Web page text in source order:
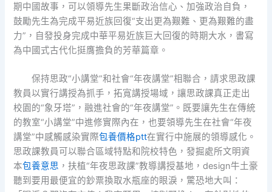
期中國故事，可以領導先生果斷政治信心、加強政治自負，
鼓勵先生為完成平易近族回復“支出更為艱難、更為艱難的盡
力”，自發投身完成中華平易近族巨大回復的時期大水，書寫
為中國式古代化挺膺擔負的芳華篇章。
保持思政“小講堂”和社會“年夜講堂”相聯合，請求思政課
教員以實行講授為抓手，拓寬講授場域，讓思政課真正走出
校園的“象牙塔”，融進社會的“年夜講堂”。既要讓先生在傳統
的教室“小講堂”中進修實際內在，也要領導先生在社會“年夜
講堂”中感觸感染實際包養價格ptt在實行中施展的領導感化。
思政課教員可以聯合區域特點和院校特色，發掘處所文明資
本包養意思 ，扶植“年夜思政課”教導講授基地，design牛土豪
聽到要用最便宜的鈔票換取水瓶座的眼淚，驚恐地大叫：